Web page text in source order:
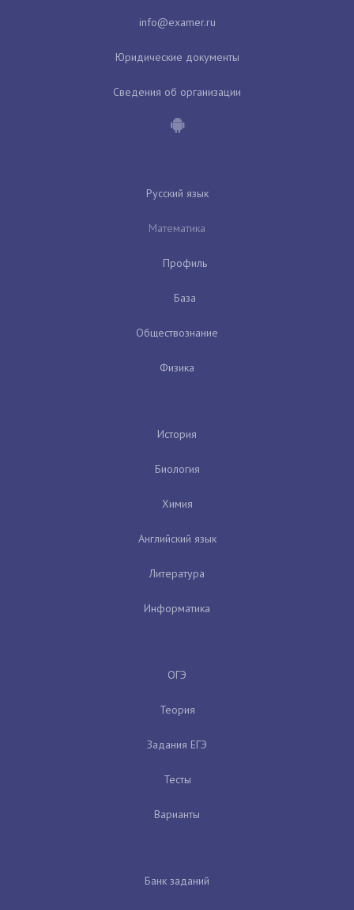
Юридические документы
Сведения об организации
Русский язык
Математика
Профиль
База
Обществознание
Физика
История
Биология
Химия
Английский язык
Литература
Информатика
ОГЭ
Теория
Задания ЕГЭ
Тесты
Варианты
Банк заданий